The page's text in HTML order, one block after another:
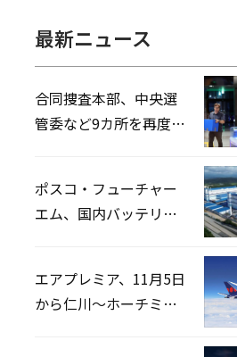
最新ニュース
合同捜査本部、中央選
管委など9カ所を再度家
ポスコ・フューチャー
エム、国内バッテリー
エアプレミア、11月5日
から仁川〜ホーチミン